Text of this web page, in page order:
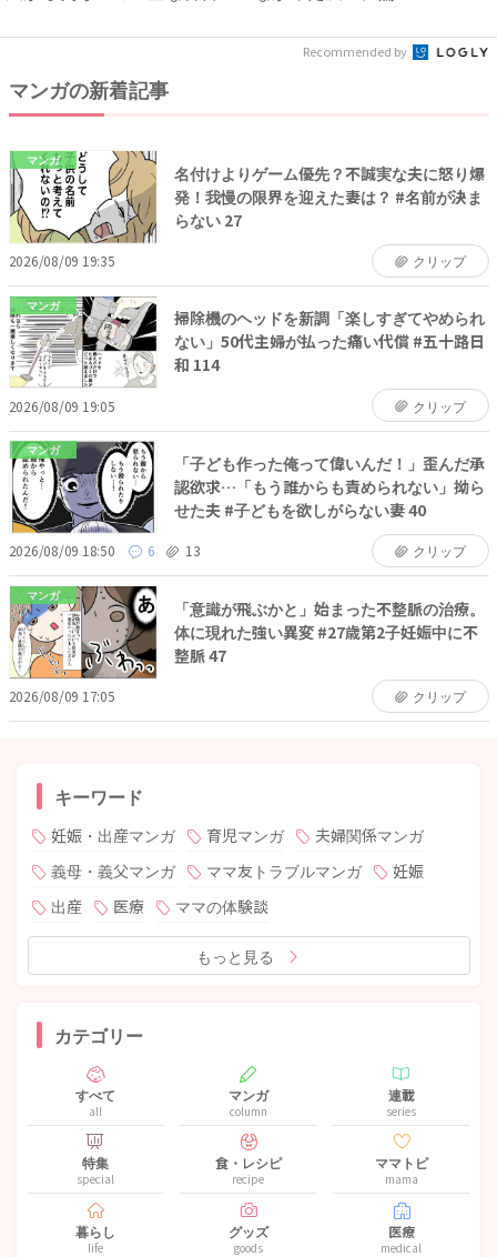
Recommended by
マンガの新着記事
マンガ
名付けよりゲーム優先？不誠実な夫に怒り爆
発！我慢の限界を迎えた妻は？ #名前が決ま
らない 27
2026/08/09 19:35 クリップ
マンガ
掃除機のヘッドを新調「楽しすぎてやめられ
ない」50代主婦が払った痛い代償 #五十路日
和 114
2026/08/09 19:05 クリップ
マンガ
「子ども作った俺って偉いんだ！」歪んだ承
認欲求…「もう誰からも責められない」拗ら
せた夫 #子どもを欲しがらない妻 40
2026/08/09 18:50 6 13 クリップ
マンガ
「意識が飛ぶかと」始まった不整脈の治療。
体に現れた強い異変 #27歳第2子妊娠中に不
整脈 47
2026/08/09 17:05 クリップ
キーワード
妊娠・出産マンガ 育児マンガ
夫婦関係マンガ
義母・義父マンガ
ママ友トラブルマンガ
妊娠
出産
医療 ママの体験談
もっと見る
カテゴリー
すべて
all
マンガ
column
連載
series
特集
special
食・レシピ
recipe
ママトピ
mama
暮らし
life
グッズ
goods
医療
medical